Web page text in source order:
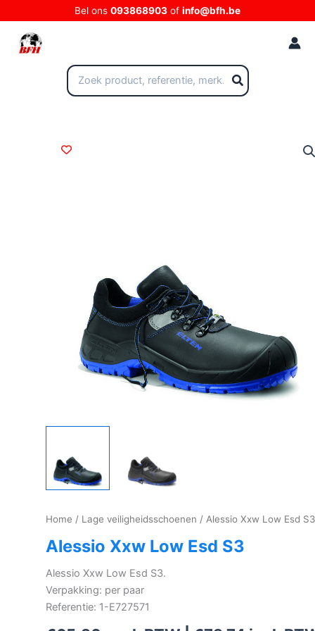
naar
Bel ons 093868903 of info@bfh.be
Zoeken
naar:
Home / Lage veiligheidsschoenen / Alessio Xxw Low Esd S3
Alessio Xxw Low Esd S3
Alessio Xxw Low Esd S3.
Verpakking: per paar
Referentie: 1-E727571